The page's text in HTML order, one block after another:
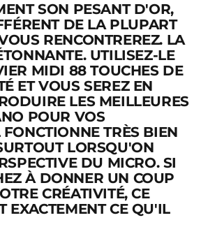
SON PESANT D'OR,
DE LA PLUPART
RENCONTREREZ. LA
UTILISEZ-LE
MIDI 88 TOUCHES DE
ET VOUS SEREZ EN
LES MEILLEURES
POUR VOS
TRÈS BIEN
LORSQU'ON
DU MICRO. SI
À DONNER UN COUP
CRÉATIVITÉ, CE
EXACTEMENT CE QU'IL